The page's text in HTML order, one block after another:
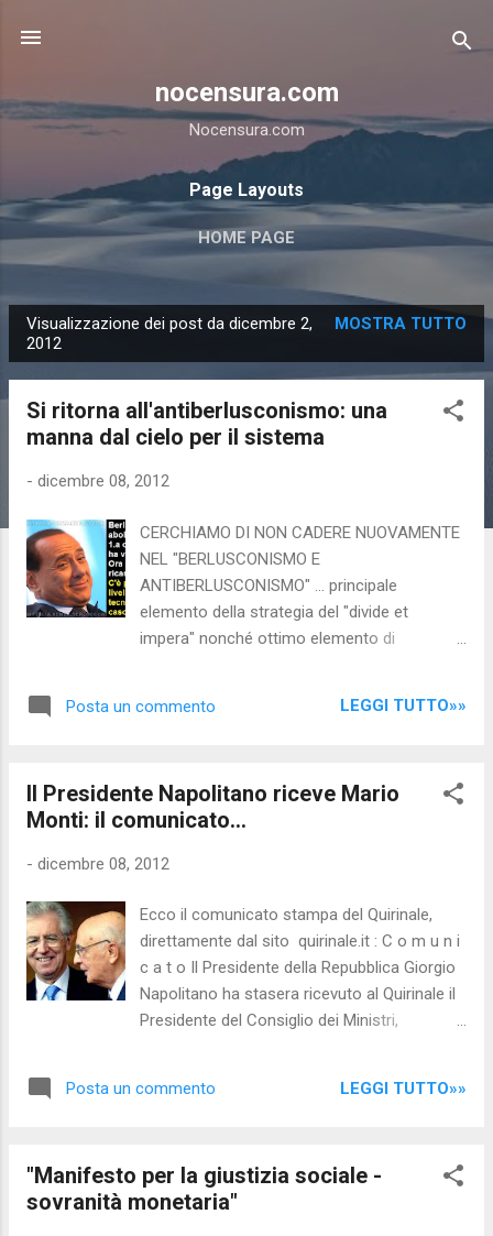
nocensura.com
Nocensura.com
Page Layouts
HOME PAGE
o
Visualizzazione dei post da dicembre 2,
2012
MOSTRA TUTTO
Si ritorna all'antiberlusconismo: una
manna dal cielo per il sistema
- dicembre 08, 2012
CERCHIAMO DI NON CADERE NUOVAMENTE
NEL "BERLUSCONISMO E
ANTIBERLUSCONISMO" ... principale
elemento della strategia del "divide et
impera" nonché ottimo elemento di
Certo lui ne ha tante, ma il centrosinistra
Bilderberg" che nel centrosinistra è ben
rappresentato... ad iniziare da Enrico Letta,
personale; quasi qualcosa di "mistico" per lui
amico e compare Mario Monti (vedi i legami
http://www.nocensura.com/2012/12/enrico-
letta-e-la-sua-amata-agenda.html )
"Berlusconi annuncia discesa in campo.
"Il Fatto Quotidiano". Per "Repubblica" e
Posta un commento LEGGI TUTTO»»
Il Presidente Napolitano riceve Mario
Monti: il comunicato...
- dicembre 08, 2012
Ecco il comunicato stampa del Quirinale,
direttamente dal sito quirinale.it : C o m u n i
c a t o Il Presidente della Repubblica Giorgio
Napolitano ha stasera ricevuto al Quirinale il
Presidente del Consiglio dei Ministri,
Consiglio l'esito dei colloqui avuti con i
con i Presidenti del Senato della Repubblica e
della Camera dei Deputati. Il Presidente del
Posta un commento LEGGI TUTTO»»
"Manifesto per la giustizia sociale -
sovranità monetaria"